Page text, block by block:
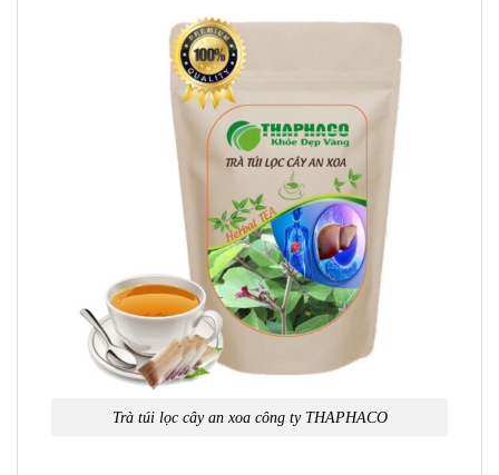
Trà túi lọc cây an xoa công ty THAPHACO